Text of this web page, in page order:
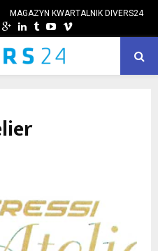
MAGAZYN KWARTALNIK DIVERS24
GOOGLE
LINKEDIN
TUMBLRYOUTUBE
VIMEO